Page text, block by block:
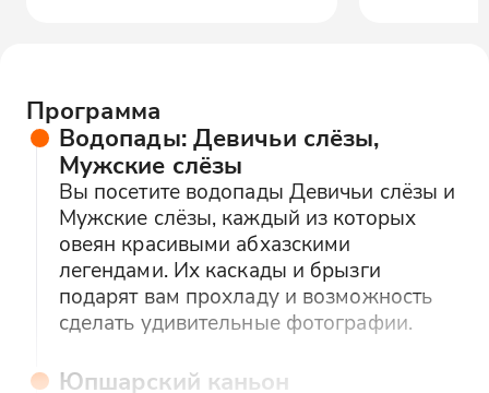
Программа
Водопады: Девичьи слёзы,
Мужские слёзы
Вы посетите водопады Девичьи слёзы и
Мужские слёзы, каждый из которых
овеян красивыми абхазскими
легендами. Их каскады и брызги
подарят вам прохладу и возможность
сделать удивительные фотографии.
Юпшарский каньон